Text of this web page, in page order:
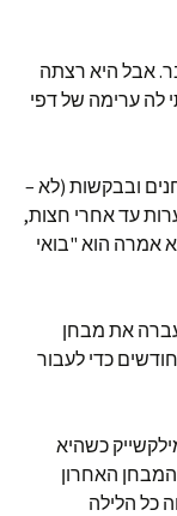
אבל היא רצתה
לה ערימה של דפי
ובבקשות (לא –
עד אחרי חצות,
אמרה הוא "בואי
ועברה את מבחן
כדי לעבור
כשהיא
האחרון
כל הלילה